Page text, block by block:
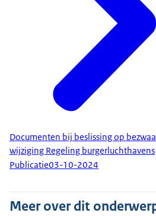
Documenten bij beslissing op
wijziging Regeling burgerluchthavens
Publicatie03-10-2024
Meer over dit